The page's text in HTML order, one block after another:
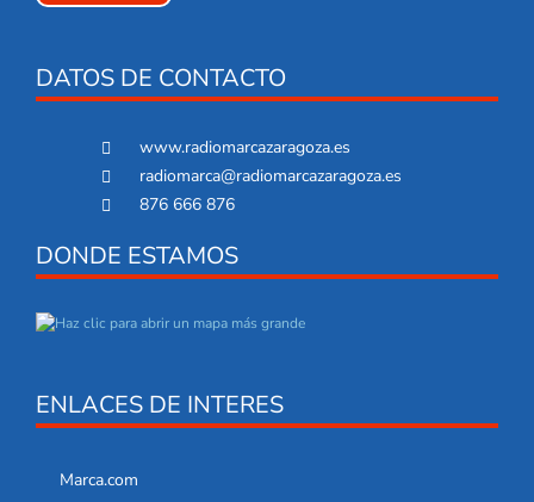
DATOS DE CONTACTO
www.radiomarcazaragoza.es
radiomarca@radiomarcazaragoza.es
876 666 876
DONDE ESTAMOS
ENLACES DE INTERES
Marca.com